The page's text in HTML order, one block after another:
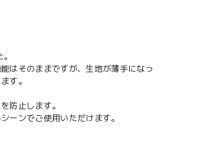
はそのままですが、生地が薄手になっ
す。
防止します。
ーンでご使用いただけます。